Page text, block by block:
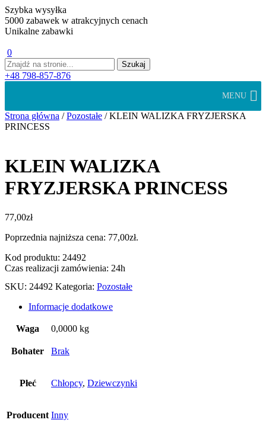
Szybka wysyłka
5000 zabawek w atrakcyjnych cenach
Unikalne zabawki
0
+48 798-857-876
MENU
Strona główna /Pozostałe / KLEIN WALIZKA FRYZJERSKA
PRINCESS
KLEIN WALIZKA
FRYZJERSKA PRINCESS
77,00zł
Poprzednia najniższa cena: 77,00zł.
Kod produktu: 24492
Czas realizacji zamówienia: 24h
SKU: 24492 Kategoria: Pozostałe
Informacje dodatkowe
Waga 0,0000 kg
Bohater Brak
Płeć Chłopcy, Dziewczynki
Producent Inny